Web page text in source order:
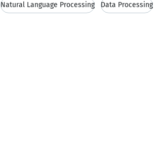
Natural Language Processing Data Processing